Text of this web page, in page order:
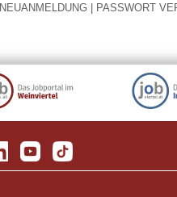
NEUANMELDUNG PASSWORT